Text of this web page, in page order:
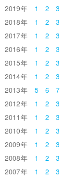
2019
1 2 3
2018
1 2 3
2017
1 2 3
2016
1 2 3
2015
1 2 3
2014
1 2 3
2013
5 6 7
2012
1 2 3
2011
1 2 3
2010
1 2 3
2009
1 2 3
2008
1 2 3
2007
1 2 3